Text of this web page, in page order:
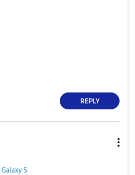
REPLY
Galaxy S